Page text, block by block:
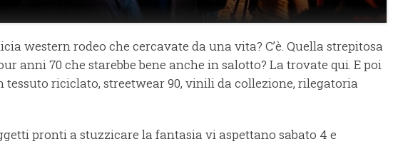
western rodeo che cercavate da una vita? C’è. Quella strepitosa
anni 70 che starebbe bene anche in salotto? La trovate qui. E poi
tessuto riciclato, streetwear 90, vinili da collezione, rilegatoria
pronti a stuzzicare la fantasia vi aspettano sabato 4 e